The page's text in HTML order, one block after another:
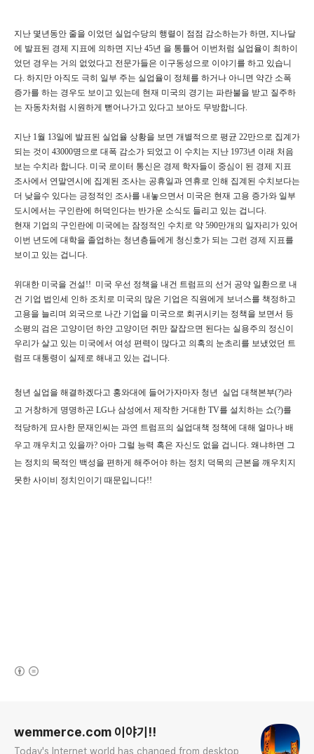
지난 몇년동안 줄을 이었던 실업수당의 행렬이 점점 감소하는가 하면, 지나달
에 발표된 경제 지표에 의하면 지난 45년 을 통틀어 이번처럼 실업율이 최하이
었던 경우는 거의 없었다고 전문가들은 이구동성으로 이야기를 하고 있습니
다. 하지만 아직도 극히 일부 주는 실업율이 정체를 하거나 아니면 약간 소폭
증가를 하는 경우도 보이고 있는데 현재 미국의 경기는 파란불을 받고 질주하
는 자동차처럼 시원하게 뻗어나가고 있다고 보아도 무방합니다.
지난 1월 13일에 발표된 실업율 상황을 보면 개별적으로 평균 22만으로 집계가
되는 것이 43000명으로 대폭 감소가 되었고 이 수치는 지난 1973년 이래 처음
보는 수치라 합니다. 미국 로이터 통신은 경제 학자들이 중심이 된 경제 지표
조사에서 연말연시에 집계된 조사는 공휴일과 연휴로 인해 집계된 수치보다는
더 낮을수 있다는 긍정적인 조사를 내놓으면서 미국은 현재 고용 증가와 일부
도시에서는 구인란에 허덕인다는 반가운 소식도 들리고 있는 겁니다.
현재 기업의 구인란에 미국에는 잠정적인 수치로 약 590만개의 일자리가 있어
이번 년도에 대학을 졸업하는 청년층들에게 청신호가 되는 그런 경제 지표를
보이고 있는 겁니다.
위대한 미국을 건설!! 미국 우선 정책을 내건 트럼프의 선거 공약 일환으로 내
건 기업 법인세 인하 조치로 미국의 많은 기업은 직원에게 보너스를 책정하고
고용을 늘리며 외국으로 나간 기업을 미국으로 회귀시키는 정책을 보면서 등
소평의 검은 고양이던 하얀 고양이던 쥐만 잘잡으면 된다는 실용주의 정신이
우리가 살고 있는 미국에서 여성 편력이 많다고 의혹의 눈초리를 보냈었던 트
럼프 대통령이 실제로 해내고 있는 겁니다.
청년 실업을 해결하겠다고 홍와대에 들어가자마자 청년 실업 대책본부(?)라
고 거창하게 명명하곤 LG나 삼성에서 제작한 거대한 TV를 설치하는 쇼(?)를
적당하게 묘사한 문재인씨는 과연 트럼프의 실업대책 정책에 대해 얼마나 배
우고 깨우치고 있을까? 아마 그럴 능력 혹은 자신도 없을 겁니다. 왜냐하면 그
는 정치의 목적인 백성을 편하게 해주어야 하는 정치 덕목의 근본을 깨우치지
못한 사이비 정치인이기 때문입니다!!
wemmerce.com 이야기!!
Today's Internet world has changed from desktop